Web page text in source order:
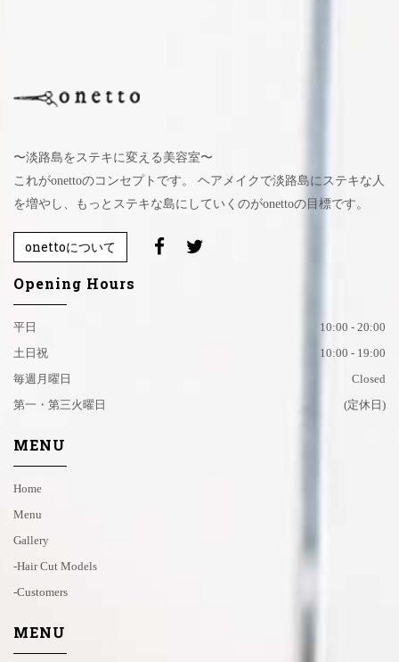
〜淡路島をステキに変える美容室〜
これがonettoのコンセプトです。 ヘアメイクで淡路島にステキな人
を増やし、もっとステキな島にしていくのがonettoの目標です。
onettoについて
Opening Hours
平日
10:00 - 20:00
土日祝
10:00 - 19:00
毎週月曜日
Closed
第一・第三火曜日
(定休日)
MENU
Home
Menu
Gallery
-hair Cut Models
-customers
MENU